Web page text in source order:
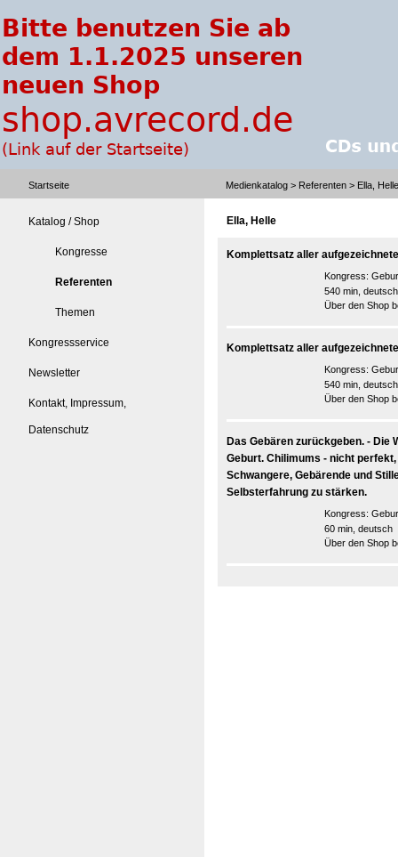
Startseite Medienkatalog > Referenten > Ella, Helle
Katalog / Shop
Kongresse
Referenten
Themen
Kongressservice
Newsletter
Kontakt, Impressum,
Datenschutz
Ella, Helle
Komplettsatz aller
Kongress:
540 min, deutsch
Über den Shop
Komplettsatz aller
Kongress:
540 min, deutsch
Über den Shop
Das Gebären zurückgeben. -
Geburt. Chilimums - nicht
Schwangere, Gebärende und
Selbsterfahrung zu stärken.
Kongress:
60 min, deutsch
Über den Shop